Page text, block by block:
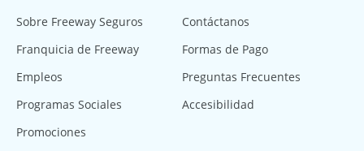
Sobre Freeway Seguros
Franquicia de Freeway
Empleos
Programas Sociales
Promociones
Contáctanos
Formas de Pago
Preguntas Frecuentes
Accesibilidad